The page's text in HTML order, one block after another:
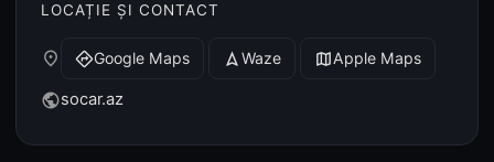
LOCAȚIE ȘI CONTACT
place directionsGoogle Maps navigation Waze mapApple Maps
publicsocar.az